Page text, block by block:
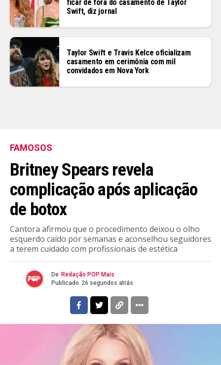
ficar de fora do casamento de Taylor
Swift, diz jornal
Taylor Swift e Travis Kelce oficializam
casamento em cerimônia com mil
convidados em Nova York
FAMOSOS
Britney Spears revela
complicação após aplicação
de botox
Cantora afirmou que o procedimento deixou o olho
esquerdo caído por semanas e aconselhou seguidores
a terem cuidado com profissionais de estética
De Redação POP Mais
Publicado 26 segundos atrás